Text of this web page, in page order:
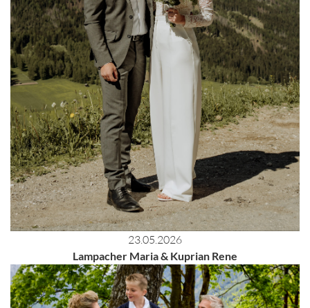
23.05.2026
Lampacher Maria & Kuprian Rene